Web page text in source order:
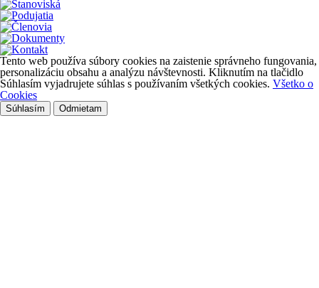
Tento web používa súbory cookies na zaistenie správneho fungovania,
personalizáciu obsahu a analýzu návštevnosti. Kliknutím na tlačidlo
Súhlasím vyjadrujete súhlas s používaním všetkých cookies. Všetko o
Cookies
Súhlasím Odmietam